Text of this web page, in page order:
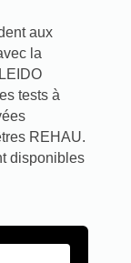
aux
la
tests à
REHAU.
disponibles